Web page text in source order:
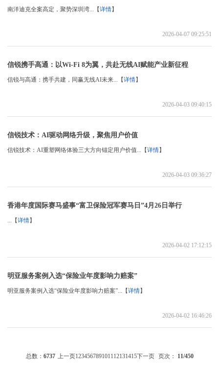
南洋迪克全案高定，聚势深圳湾...【详情】
2026-04-07 09:25:51
信锐携手高通：以Wi-Fi 8为翼，共赴无线AI赋能产业新征程
信锐与高通：携手共建，同赢无线AI未来...【详情】
2026-04-03 09:40:15
信锐技术：AI驱动网络升级，聚焦用户价值
信锐技术：AI重塑网络体验三大方向锚定用户价值...【详情】
2026-04-03 09:36:27
香港年度国际赛马盛事“富卫保险冠军赛马日”4月26日举行
...【详情】
2026-04-02 17:12:15
明亚服务案例入选“保险业年度影响力赔案”
明亚服务案例入选“保险业年度影响力赔案”...【详情】
2026-04-02 16:46:26
总数： 6737 上一页123456789101112131415下一页 页次： 11/450